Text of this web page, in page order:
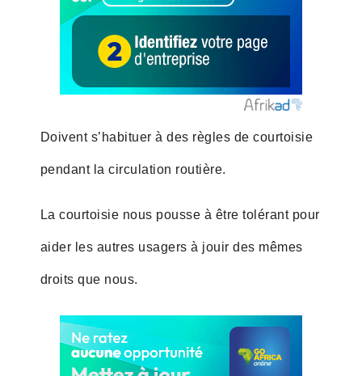
Doivent s’habituer à des règles de courtoisie
pendant la circulation routière.
La courtoisie nous pousse à être tolérant pour
aider les autres usagers à jouir des mêmes
droits que nous.